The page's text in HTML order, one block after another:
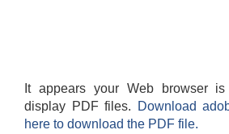
It appears your Web browser
display PDF files.
Download
here to download the PDF file.